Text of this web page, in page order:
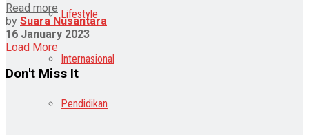
Lifestyle
Internasional
Pendidikan
Read more
by Suara Nusantara
16 January 2023
Load More
Don't Miss It